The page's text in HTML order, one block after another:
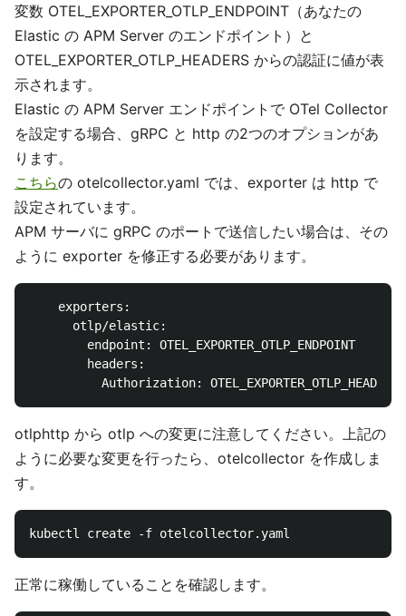
変数 OTEL_EXPORTER_OTLP_ENDPOINT（あなたの
Elastic の APM Server のエンドポイント）と
OTEL_EXPORTER_OTLP_HEADERS からの認証に値が表
示されます。
Elastic の APM Server エンドポイントで OTel Collector
を設定する場合、gRPC と http の2つのオプションがあ
ります。
こちらの otelcollector.yaml では、exporter は http で
設定されています。
APM サーバに gRPC のポートで送信したい場合は、その
ように exporter を修正する必要があります。
    exporters:
      otlp/elastic:
        endpoint: OTEL_EXPORTER_OTLP_ENDPOINT
        headers:
otlphttp から otlp への変更に注意してください。上記の
ように必要な変更を行ったら、otelcollector を作成しま
す。
正常に稼働していることを確認します。